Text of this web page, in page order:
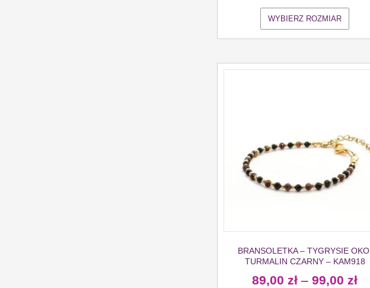
WYBIERZ ROZMIAR
BRANSOLETKA – TYGRYSIE OKO,
TURMALIN CZARNY – KAM918
89,00 zł – 99,00 zł